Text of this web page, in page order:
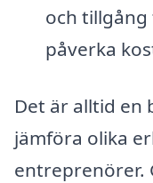
och
påverka
Det är alltid en
jämföra olika
entreprenörer.